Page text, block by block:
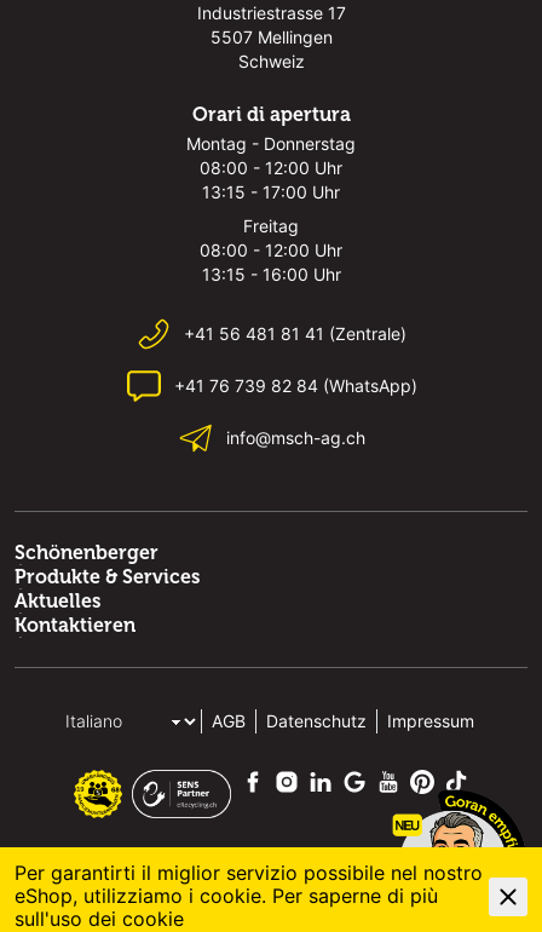
Industriestrasse 17
5507 Mellingen
Schweiz
Orari di apertura
Montag - Donnerstag
08:00 - 12:00 Uhr
13:15 - 17:00 Uhr
Freitag
08:00 - 12:00 Uhr
13:15 - 16:00 Uhr
+41 56 481 81 41 (Zentrale)
+41 76 739 82 84 (WhatsApp)
info@msch-ag.ch
Schönenberger
Produkte & Services
Aktuelles
Kontaktieren
AGB Datenschutz Impressum
© 2026 M. Schönenberger AG
Per garantirti il miglior servizio possibile nel nostro
eShop, utilizziamo i cookie. Per saperne di più
sull'uso dei cookie